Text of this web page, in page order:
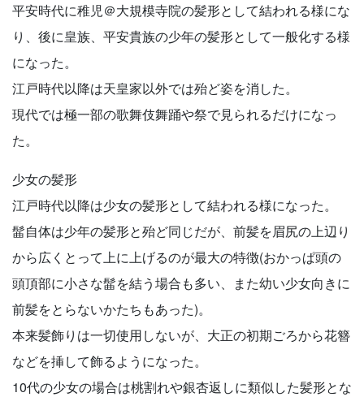
平安時代に稚児＠大規模寺院の髪形として結われる様にな
り、後に皇族、平安貴族の少年の髪形として一般化する様
になった。
江戸時代以降は天皇家以外では殆ど姿を消した。
現代では極一部の歌舞伎舞踊や祭で見られるだけになっ
た。
少女の髪形
江戸時代以降は少女の髪形として結われる様になった。
髷自体は少年の髪形と殆ど同じだが、前髪を眉尻の上辺り
から広くとって上に上げるのが最大の特徴(おかっぱ頭の
頭頂部に小さな髷を結う場合も多い、また幼い少女向きに
前髪をとらないかたちもあった)。
本来髪飾りは一切使用しないが、大正の初期ごろから花簪
などを挿して飾るようになった。
10代の少女の場合は桃割れや銀杏返しに類似した髪形とな